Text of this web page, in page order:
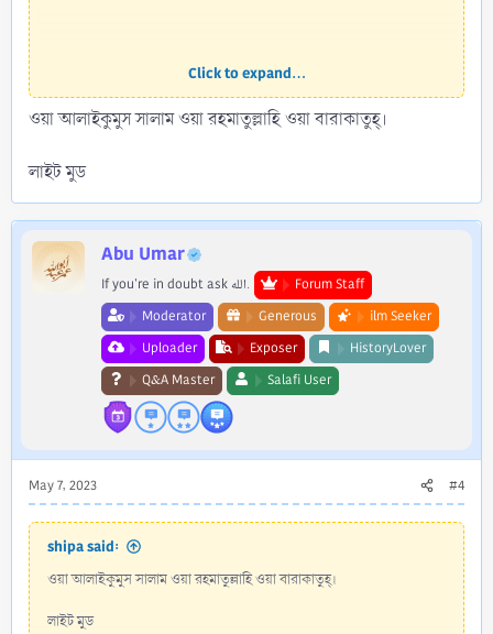
উপরে ভোট দিয়ে আমাদের জানান।
জাযাকুমুল্লাহু খাইরান।
ফোরামের অন্যান্যনিয়ম ও নীতিমালাপড়ুন।
SalafiForum.com - ইলমের পথে সালাফদের সাথে।
Click to expand...
ওয়া আলাইকুমুস সালাম ওয়া রহমাতুল্লাহি ওয়া বারাকাতুহ্।
লাইট মুড
Abu Umar
If you're in doubt ask الله.
Forum Staff
Moderator
Generous
ilm Seeker
Uploader
Exposer
HistoryLover
Q&A Master
Salafi User
May 7, 2023 #4
shipa said:
ওয়া আলাইকুমুস সালাম ওয়া রহমাতুল্লাহি ওয়া বারাকাতুহ্।
লাইট মুড